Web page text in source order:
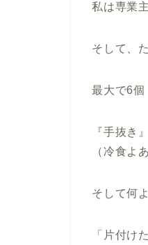
私は専業
そして、
最大で6個
『手抜き
（冷食よ
そして何
「片付け